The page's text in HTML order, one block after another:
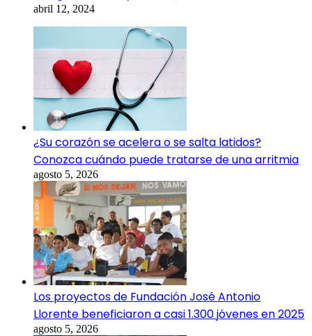
abril 12, 2024
¿Su corazón se acelera o se salta latidos?
Conozca cuándo puede tratarse de una arritmia
agosto 5, 2026
Los proyectos de Fundación José Antonio
Llorente beneficiaron a casi 1.300 jóvenes en 2025
agosto 5, 2026